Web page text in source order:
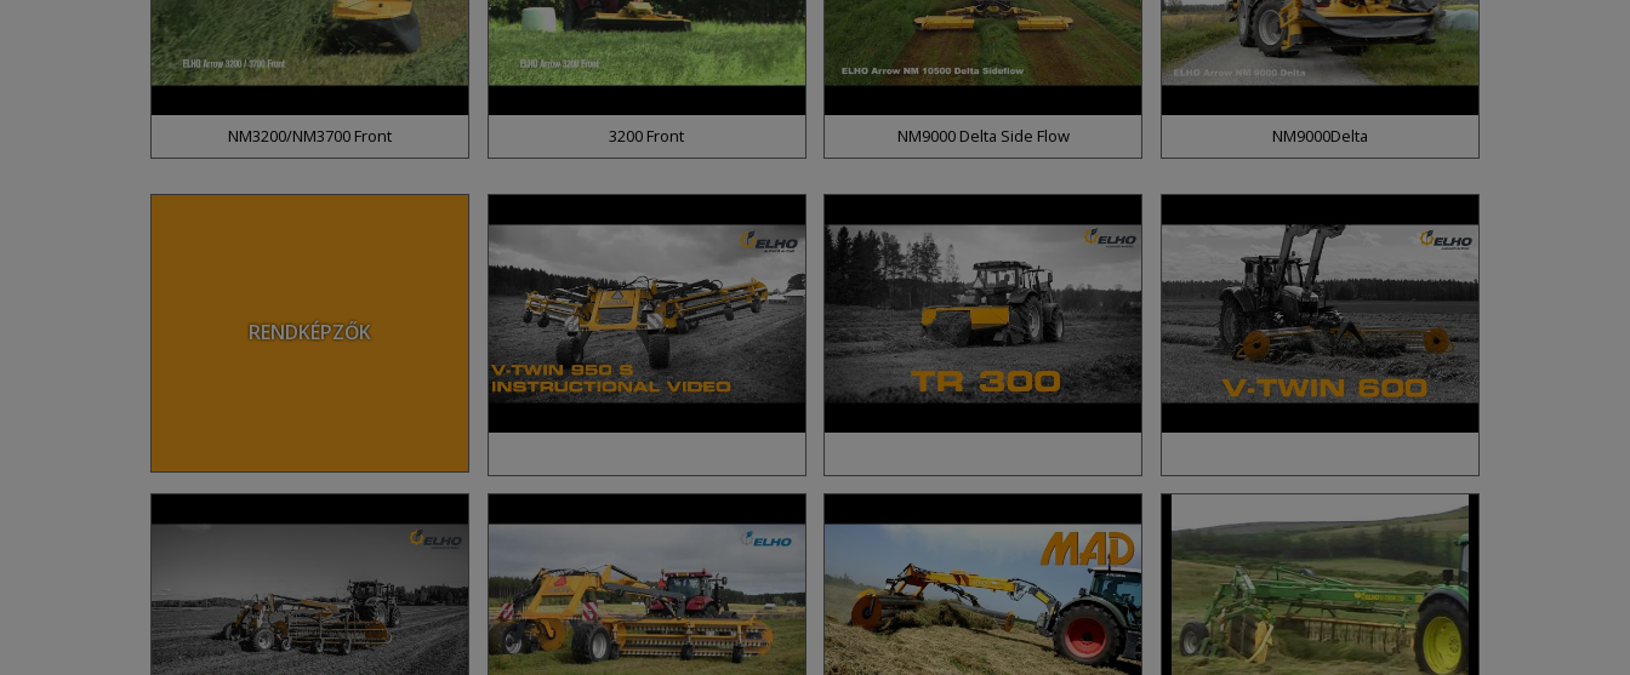
NM3200/NM3700 Front 3200 Front NM9000 Delta Side Flow NM9000Delta
RENDKÉPZŐK